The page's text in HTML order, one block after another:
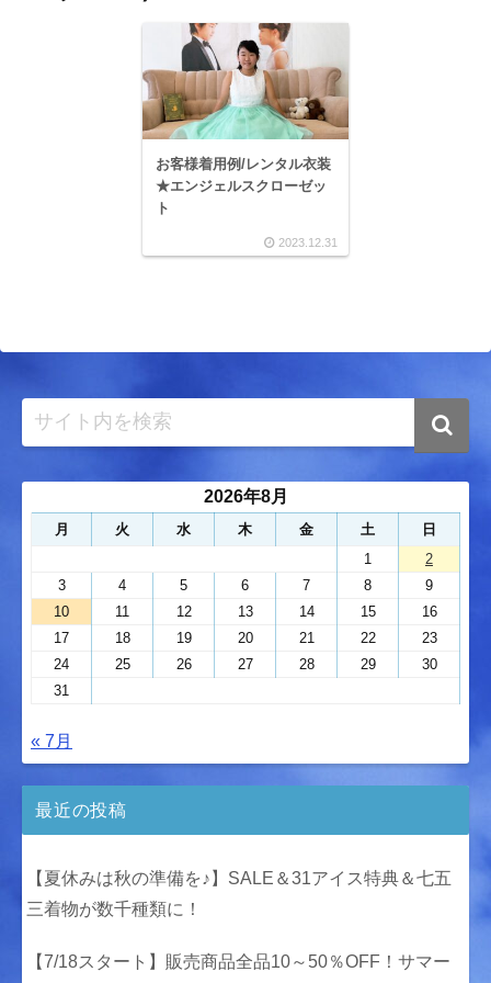
お客様着用例/レンタル衣装
★エンジェルスクローゼッ
ト
2023.12.31
2026年8月
月 火 水 木 金 土
日
1
2
3
4 5 6 7 8
9
10
11 12 13 14 15
16
17
18 19 20 21 22
23
24
25 26 27 28 29
30
31
« 7月
最近の投稿
【夏休みは秋の準備を♪】SALE＆31アイス特典＆七五
三着物が数千種類に！
【7/18スタート】販売商品全品10～50％OFF！サマー